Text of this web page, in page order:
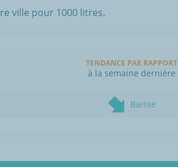
ville pour 1000 litres.
TENDANCE PAR RAPPORT
à la semaine dernière
Baisse